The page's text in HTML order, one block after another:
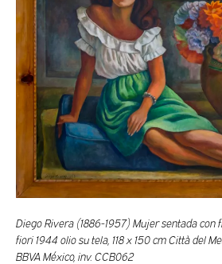
Diego Rivera (1886-1957) Mujer sentada con
fiori 1944 olio su tela, 118 x 150 cm Città del
BBVA México, inv. CCB062